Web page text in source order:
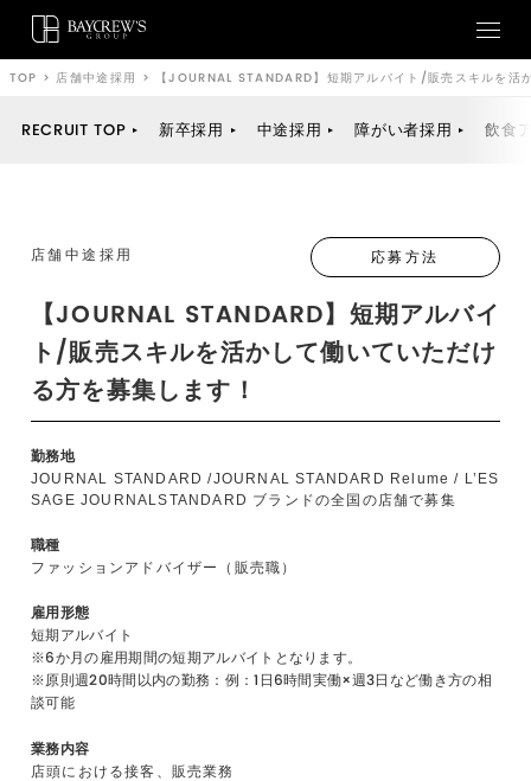
TOP >店舗中途採用 > 【JOURNAL STANDARD】短期アルバイト/販売スキルを活
RECRUIT TOP 新卒採用 中途採用 障がい者採用 飲食
店舗中途採用
【JOURNAL STANDARD】短期アルバイ
ト/販売スキルを活かして働いていただけ
る方を募集します！
応募方法
勤務地
JOURNAL STANDARD /JOURNAL STANDARD Relume / L’ES
SAGE JOURNALSTANDARD ブランドの全国の店舗で募集
職種
ファッションアドバイザー（販売職）
雇用形態
短期アルバイト
※6か月の雇用期間の短期アルバイトとなります。
※原則週20時間以内の勤務：例：1日6時間実働×週3日など働き方の相
談可能
業務内容
店頭における接客、販売業務